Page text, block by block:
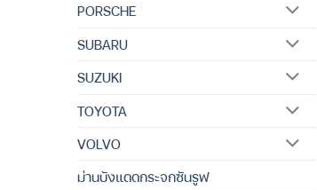
PORSCHE
SUBARU
SUZUKI
TOYOTA
VOLVO
ม่านบังแดดกระจกซันรูฟ